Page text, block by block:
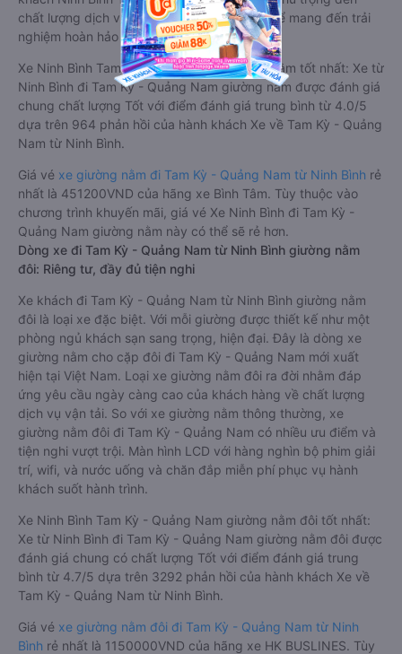
chất lượng dịch vụ, không ngừng cải thiện để mang đến trải
nghiệm hoàn hảo cho hành khách.
Xe Ninh Bình Tam Kỳ - Quảng Nam giường nằm tốt nhất: Xe từ
Ninh Bình đi Tam Kỳ - Quảng Nam giường nằm được đánh giá
chung chất lượng Tốt với điểm đánh giá trung bình từ 4.0/5
dựa trên 964 phản hồi của hành khách Xe về Tam Kỳ - Quảng
Nam từ Ninh Bình.
Giá vé xe giường nằm đi Tam Kỳ - Quảng Nam từ Ninh Bình rẻ
nhất là 451200VND của hãng xe Bình Tâm. Tùy thuộc vào
chương trình khuyến mãi, giá vé Xe Ninh Bình đi Tam Kỳ -
Quảng Nam giường nằm này có thể sẽ rẻ hơn.
Dòng xe đi Tam Kỳ - Quảng Nam từ Ninh Bình giường nằm
đôi: Riêng tư, đầy đủ tiện nghi
Xe khách đi Tam Kỳ - Quảng Nam từ Ninh Bình giường nằm
đôi là loại xe đặc biệt. Với mỗi giường được thiết kế như một
phòng ngủ khách sạn sang trọng, hiện đại. Đây là dòng xe
giường nằm cho cặp đôi đi Tam Kỳ - Quảng Nam mới xuất
hiện tại Việt Nam. Loại xe giường nằm đôi ra đời nhằm đáp
ứng yêu cầu ngày càng cao của khách hàng về chất lượng
dịch vụ vận tải. So với xe giường nằm thông thường, xe
giường nằm đôi đi Tam Kỳ - Quảng Nam có nhiều ưu điểm và
tiện nghi vượt trội. Màn hình LCD với hàng nghìn bộ phim giải
trí, wifi, và nước uống và chăn đắp miễn phí phục vụ hành
khách suốt hành trình.
Xe Ninh Bình Tam Kỳ - Quảng Nam giường nằm đôi tốt nhất:
Xe từ Ninh Bình đi Tam Kỳ - Quảng Nam giường nằm đôi được
đánh giá chung có chất lượng Tốt với điểm đánh giá trung
bình từ 4.7/5 dựa trên 3292 phản hồi của hành khách Xe về
Tam Kỳ - Quảng Nam từ Ninh Bình.
Giá vé xe giường nằm đôi đi Tam Kỳ - Quảng Nam từ Ninh
Bình rẻ nhất là 1150000VND của hãng xe HK BUSLINES. Tùy